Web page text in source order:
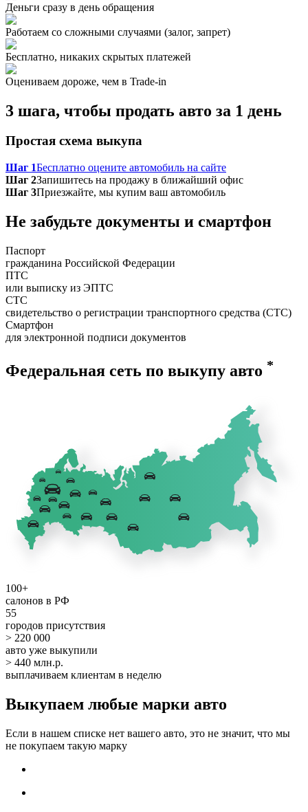
Деньги сразу в день обращения
Работаем со сложными случаями (залог, запрет)
Бесплатно, никаких скрытых платежей
Оцениваем дороже, чем в Trade‑in
3 шага, чтобы продать авто за 1 день
Простая схема выкупа
Шаг 1Бесплатно оцените автомобиль на сайте
Шаг 2Запишитесь на продажу в ближайший офис
Шаг 3Приезжайте, мы купим ваш автомобиль
Не забудьте документы и смартфон
Паспорт
гражданина Российской Федерации
ПТС
или выписку из ЭПТС
СТС
свидетельство о регистрации транспортного средства (СТС)
Смартфон
для электронной подписи документов
Федеральная сеть по выкупу авто *
100+
салонов в РФ
55
городов присутствия
> 220 000
авто уже выкупили
> 440 млн.р.
выплачиваем клиентам в неделю
Выкупаем любые марки авто
Если в нашем списке нет вашего авто, это не значит, что мы
не покупаем такую марку